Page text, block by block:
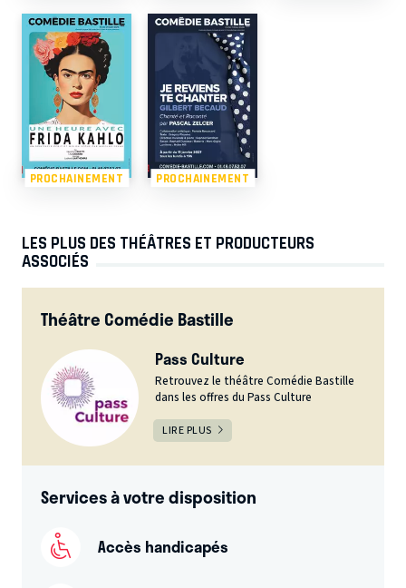
PROCHAINEMENT PROCHAINEMENT
LES PLUS DES THÉÂTRES ET PRODUCTEURS
ASSOCIÉS
Théâtre Comédie Bastille
Pass Culture
Retrouvez le théâtre Comédie Bastille
dans les offres du Pass Culture
LIRE PLUS
Services à votre disposition
Accès handicapés